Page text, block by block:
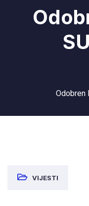
Odobren
VIJESTI